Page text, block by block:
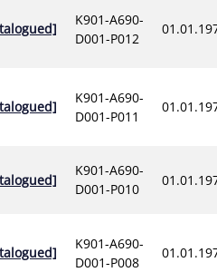
K901-A690-
D001-P012
K901-A690-
D001-P011
K901-A690-
D001-P010
K901-A690-
D001-P008